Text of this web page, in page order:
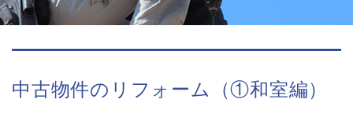
中古物件のリフォーム（①和室編）